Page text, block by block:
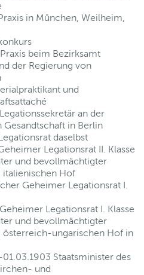
in München, Weilheim,
beim Bezirksamt
der Regierung von
und
an der
Gesandtschaft in Berlin
daselbst
Legationsrat II. Klasse
und bevollmächtigter
italienischen Hof
Geheimer Legationsrat I.
Legationsrat I. Klasse
und bevollmächtigter
österreich-ungarischen Hof in
Staatsminister des
und